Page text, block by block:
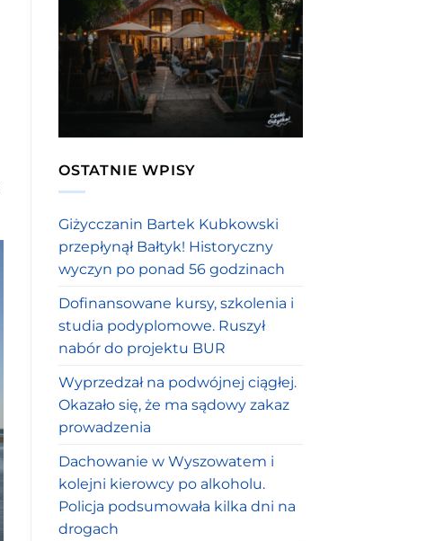
OSTATNIE WPISY
Giżycczanin Bartek Kubkowski
przepłynął Bałtyk! Historyczny
wyczyn po ponad 56 godzinach
Dofinansowane kursy, szkolenia i
studia podyplomowe. Ruszył
nabór do projektu BUR
Wyprzedzał na podwójnej ciągłej.
Okazało się, że ma sądowy zakaz
prowadzenia
Dachowanie w Wyszowatem i
kolejni kierowcy po alkoholu.
Policja podsumowała kilka dni na
drogach